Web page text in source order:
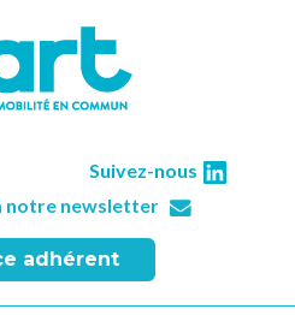
Suivez-nous
notre newsletter
adhérent